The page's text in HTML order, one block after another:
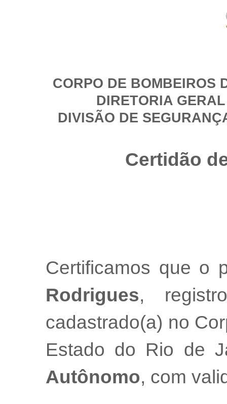
CORPO DE BOMBEIROS
DIRETORIA
DIVISÃO DE
Certidão
Certificamos que o
Rodrigues,
cadastrado(a) no
Estado do Rio de
Autônomo, com